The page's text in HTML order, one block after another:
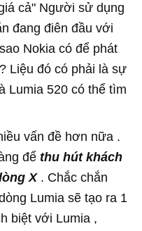
cả" Người sử dụng
đang điên đầu với
Nokia có để phát
Liệu đó có phải là sự
Lumia 520 có thể tìm
vấn đề hơn nữa .
để thu hút khách
X. Chắc chắn
Lumia sẽ tạo ra 1
biệt với Lumia ,